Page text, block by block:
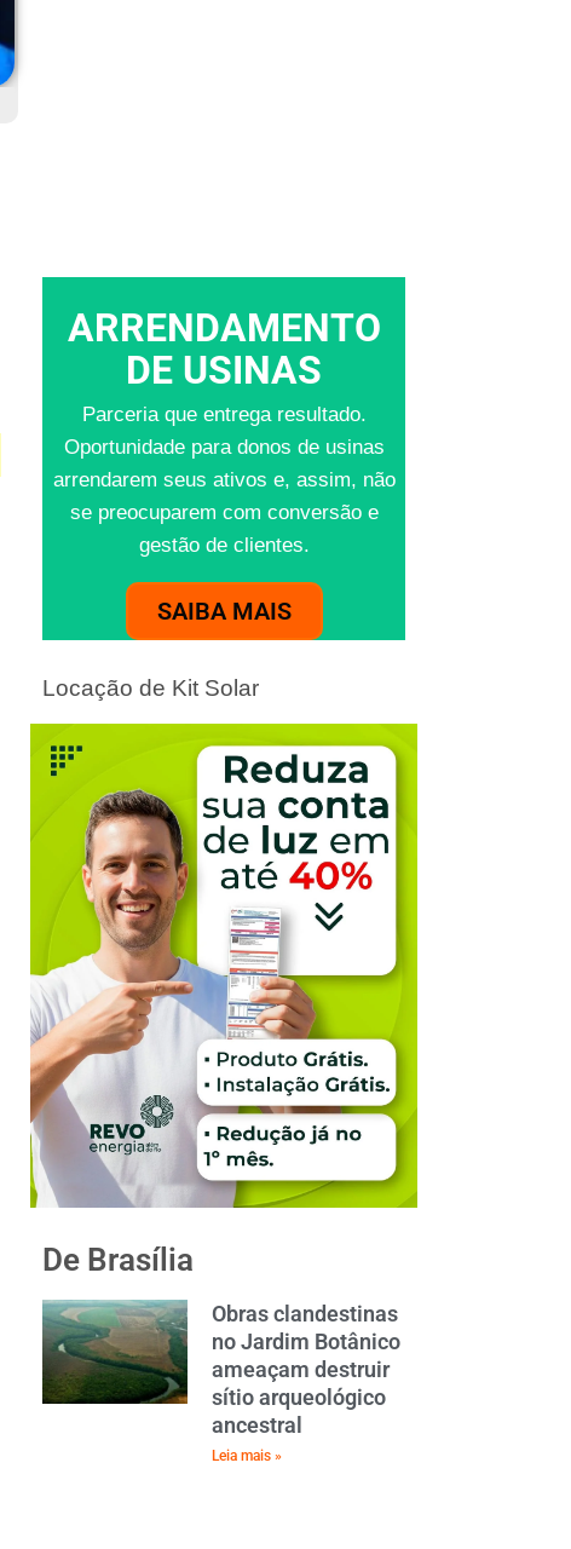
ARRENDAMENTO
DE USINAS
Parceria que entrega resultado.
Oportunidade para donos de usinas
arrendarem seus ativos e, assim, não
se preocuparem com conversão e
gestão de clientes.
SAIBA MAIS
Locação de Kit Solar
De Brasília
Obras clandestinas
no Jardim Botânico
ameaçam destruir
sítio arqueológico
ancestral
Leia mais »